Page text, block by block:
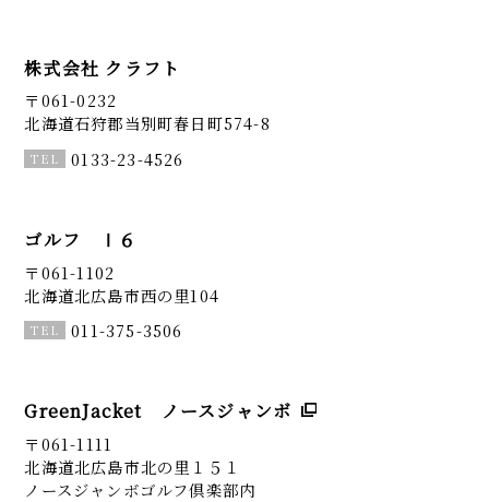
株式会社 クラフト
〒061-0232
北海道石狩郡当別町春日町574-8
0133-23-4526
ゴルフ Ⅰ６
〒061-1102
北海道北広島市西の里104
011-375-3506
GreenJacket ノースジャンボ
〒061-1111
北海道北広島市北の里１５１
ノースジャンボゴルフ倶楽部内